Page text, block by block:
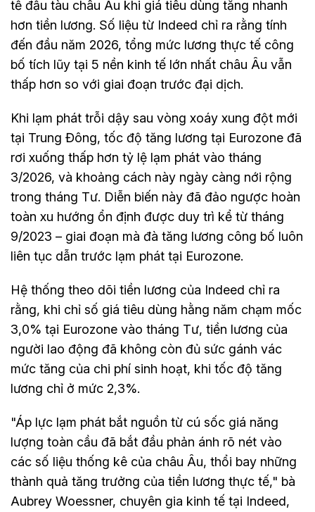
tế đầu tàu châu Âu khi giá tiêu dùng tăng nhanh
hơn tiền lương. Số liệu từ Indeed chỉ ra rằng tính
đến đầu năm 2026, tổng mức lương thực tế công
bố tích lũy tại 5 nền kinh tế lớn nhất châu Âu vẫn
thấp hơn so với giai đoạn trước đại dịch.
Khi lạm phát trỗi dậy sau vòng xoáy xung đột mới
tại Trung Đông, tốc độ tăng lương tại Eurozone đã
rơi xuống thấp hơn tỷ lệ lạm phát vào tháng
3/2026, và khoảng cách này ngày càng nới rộng
trong tháng Tư. Diễn biến này đã đảo ngược hoàn
toàn xu hướng ổn định được duy trì kể từ tháng
9/2023 – giai đoạn mà đà tăng lương công bố luôn
liên tục dẫn trước lạm phát tại Eurozone.
Hệ thống theo dõi tiền lương của Indeed chỉ ra
rằng, khi chỉ số giá tiêu dùng hằng năm chạm mốc
3,0% tại Eurozone vào tháng Tư, tiền lương của
người lao động đã không còn đủ sức gánh vác
mức tăng của chi phí sinh hoạt, khi tốc độ tăng
lương chỉ ở mức 2,3%.
"Áp lực lạm phát bắt nguồn từ cú sốc giá năng
lượng toàn cầu đã bắt đầu phản ánh rõ nét vào
các số liệu thống kê của châu Âu, thổi bay những
thành quả tăng trưởng của tiền lương thực tế," bà
Aubrey Woessner, chuyên gia kinh tế tại Indeed,